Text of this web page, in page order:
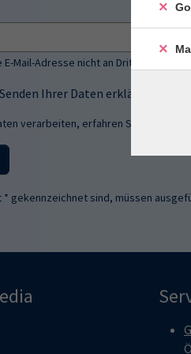
Mail-Adresse nicht an Dritte weiter.
Ihrer Daten erklären Sie
verarbeiten, erfahren Sie in unseren
* gekennzeichnet sind, müssen